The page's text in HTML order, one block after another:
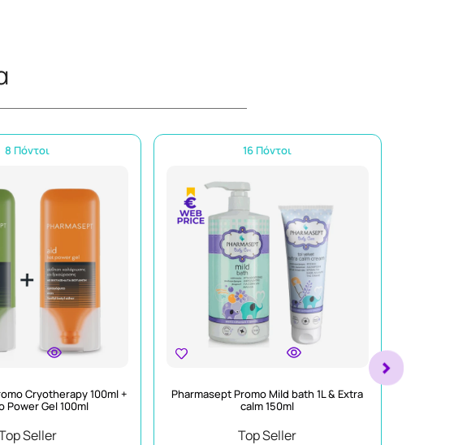
8 Πόντοι
Cryotherapy 100ml +
Power Gel 100ml
Seller
16 Πόντοι
Pharmasept Promo Mild bath 1L & Extra
calm 150ml
Top Seller